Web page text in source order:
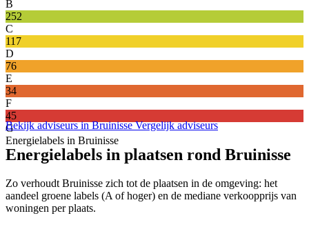
B
252
C
117
D
76
E
34
F
45
G
Energielabels in Bruinisse
Bekijk adviseurs in BruinisseVergelijk adviseurs
Energielabels in plaatsen rond Bruinisse
Zo verhoudt Bruinisse zich tot de plaatsen in de omgeving: het
aandeel groene labels (A of hoger) en de mediane verkoopprijs van
woningen per plaats.